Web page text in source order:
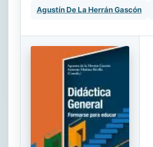
Agustín De La Herrán Gascón